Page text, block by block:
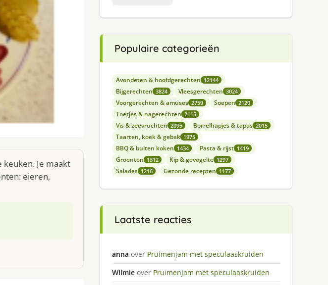
Je maakt
eieren,
Populaire categorieën
Avondeten & hoofdgerechten 12144
Bijgerechten 3824 Vleesgerechten 3024
Voorgerechten & amuses 2759 Soepen 2120
Toetjes & nagerechten 2115
Vis & zeevruchten 2095 Borrelhapjes & tapas 2015
Taarten, koek & gebak 1975
BBQ & buiten koken 1434 Pasta & rijst 1419
Groenten 1312 Kip & gevogelte 1297
Salades 1216 Gezonde recepten 1177
Laatste reacties
anna over Pruimenjam met speculaaskruiden
Wilmie over Pruimenjam met speculaaskruiden